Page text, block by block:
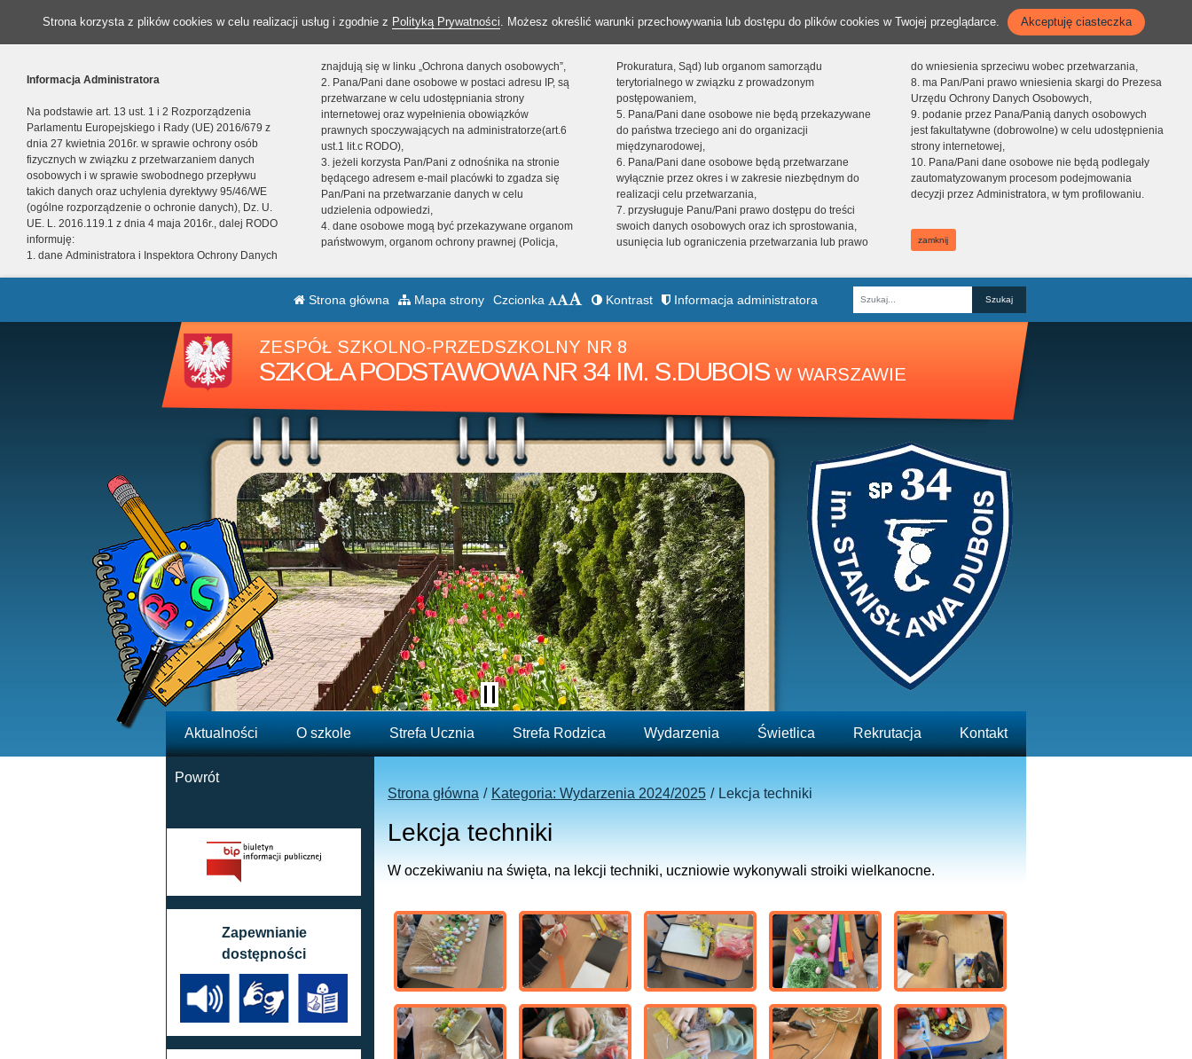
Strona korzysta z plików cookies w celu realizacji usług i zgodnie z Polityką Prywatności. Możesz określić warunki przechowywania lub dostępu do plików cookies w Twojej przeglądarce. Akceptuję ciasteczka
Informacja Administratora
Na podstawie art. 13 ust. 1 i 2 Rozporządzenia
Parlamentu Europejskiego i Rady (UE) 2016/679 z
dnia 27 kwietnia 2016r. w sprawie ochrony osób
fizycznych w związku z przetwarzaniem danych
osobowych i w sprawie swobodnego przepływu
takich danych oraz uchylenia dyrektywy 95/46/WE
(ogólne rozporządzenie o ochronie danych), Dz. U.
UE. L. 2016.119.1 z dnia 4 maja 2016r., dalej RODO
informuję:
1. dane Administratora i Inspektora Ochrony Danych
znajdują się w linku „Ochrona danych osobowych”,
2. Pana/Pani dane osobowe w postaci adresu IP, są
przetwarzane w celu udostępniania strony
internetowej oraz wypełnienia obowiązków
prawnych spoczywających na administratorze(art.6
ust.1 lit.c RODO),
3. jeżeli korzysta Pan/Pani z odnośnika na stronie
będącego adresem e-mail placówki to zgadza się
Pan/Pani na przetwarzanie danych w celu
udzielenia odpowiedzi,
4. dane osobowe mogą być przekazywane organom
państwowym, organom ochrony prawnej (Policja,
Prokuratura, Sąd) lub organom samorządu
terytorialnego w związku z prowadzonym
postępowaniem,
5. Pana/Pani dane osobowe nie będą przekazywane
do państwa trzeciego ani do organizacji
międzynarodowej,
6. Pana/Pani dane osobowe będą przetwarzane
wyłącznie przez okres i w zakresie niezbędnym do
realizacji celu przetwarzania,
7. przysługuje Panu/Pani prawo dostępu do treści
swoich danych osobowych oraz ich sprostowania,
usunięcia lub ograniczenia przetwarzania lub prawo
do wniesienia sprzeciwu wobec przetwarzania,
8. ma Pan/Pani prawo wniesienia skargi do Prezesa
Urzędu Ochrony Danych Osobowych,
9. podanie przez Pana/Panią danych osobowych
jest fakultatywne (dobrowolne) w celu udostępnienia
strony internetowej,
10. Pana/Pani dane osobowe nie będą podlegały
zautomatyzowanym procesom podejmowania
decyzji przez Administratora, w tym profilowaniu.
zamknij
Strona główna Mapa strony Czcionka Kontrast Informacja administratora
Fraza
ZESPÓŁ SZKOLNO-PRZEDSZKOLNY NR 8
SZKOŁA PODSTAWOWA NR 34 IM. S.DUBOIS W WARSZAWIE
Aktualności O szkole Strefa Ucznia Strefa Rodzica Wydarzenia Świetlica Rekrutacja Kontakt
Strona główna Kategoria: Wydarzenia 2024/2025 Lekcja techniki
Lekcja techniki
W oczekiwaniu na święta, na lekcji techniki, uczniowie wykonywali stroiki wielkanocne.
Powrót
Zapewnianie
dostępności